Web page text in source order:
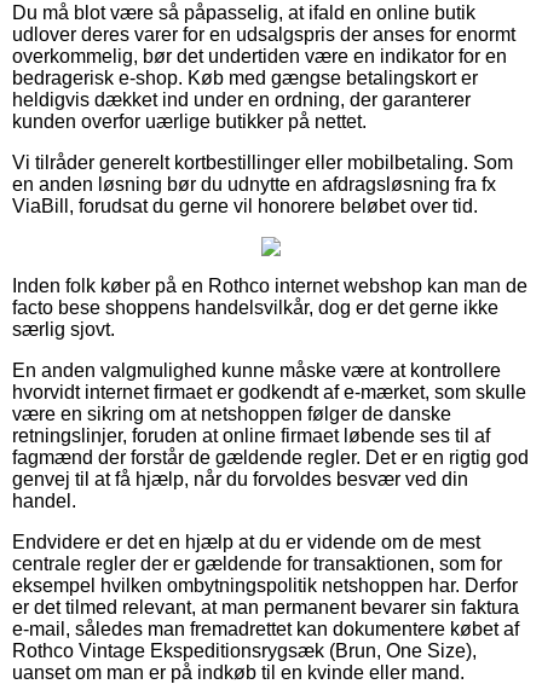
Du må blot være så påpasselig, at ifald en online butik
udlover deres varer for en udsalgspris der anses for enormt
overkommelig, bør det undertiden være en indikator for en
bedragerisk e-shop. Køb med gængse betalingskort er
heldigvis dækket ind under en ordning, der garanterer
kunden overfor uærlige butikker på nettet.
Vi tilråder generelt kortbestillinger eller mobilbetaling. Som
en anden løsning bør du udnytte en afdragsløsning fra fx
ViaBill, forudsat du gerne vil honorere beløbet over tid.
Inden folk køber på en Rothco internet webshop kan man de
facto bese shoppens handelsvilkår, dog er det gerne ikke
særlig sjovt.
En anden valgmulighed kunne måske være at kontrollere
hvorvidt internet firmaet er godkendt af e-mærket, som skulle
være en sikring om at netshoppen følger de danske
retningslinjer, foruden at online firmaet løbende ses til af
fagmænd der forstår de gældende regler. Det er en rigtig god
genvej til at få hjælp, når du forvoldes besvær ved din
handel.
Endvidere er det en hjælp at du er vidende om de mest
centrale regler der er gældende for transaktionen, som for
eksempel hvilken ombytningspolitik netshoppen har. Derfor
er det tilmed relevant, at man permanent bevarer sin faktura
e-mail, således man fremadrettet kan dokumentere købet af
Rothco Vintage Ekspeditionsrygsæk (Brun, One Size),
uanset om man er på indkøb til en kvinde eller mand.